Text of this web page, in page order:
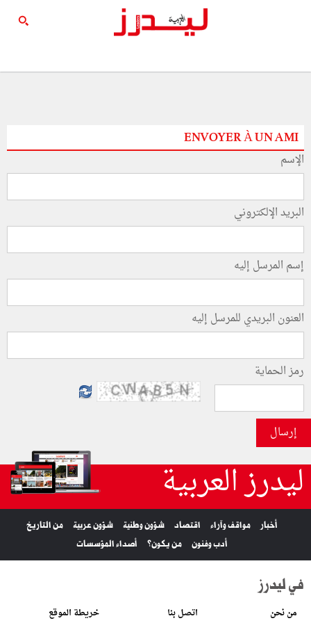
ENVOYER À UN AMI
الإسم
البريد الإلكتروني
إسم المرسل إليه
العنون البريدي للمرسل إليه
رمز الحماية
إرسال
ليدرز العربية
أخبار مواقف وآراء اقتصاد شؤون وطنية شؤون عربية
من التاريخ
أدب وفنون
من يكون؟ أصداء المؤسسات
في ليدرز
من نحن اتصل بنا خريطة الموقع